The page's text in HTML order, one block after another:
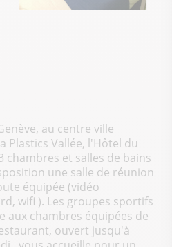
au centre ville
Plastics Vallée, l'Hôtel du
chambres et salles de bains
une salle de réunion
équipée (vidéo
wifi ). Les groupes sportifs
aux chambres équipées de
ouvert jusqu'à